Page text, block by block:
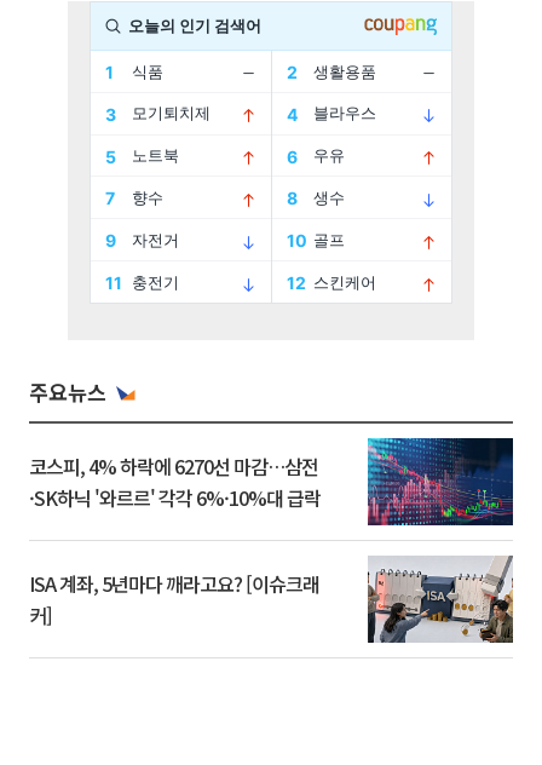
주요뉴스
코스피, 4% 하락에 6270선 마감…삼전
·SK하닉 '와르르' 각각 6%·10%대 급락
ISA 계좌, 5년마다 깨라고요? [이슈크래
커]